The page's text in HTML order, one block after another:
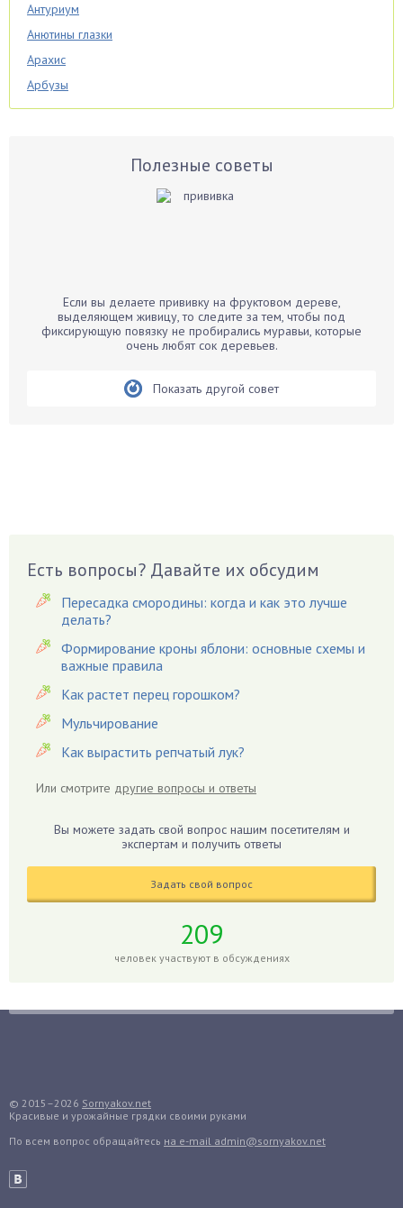
Антуриум
Анютины глазки
Арахис
Арбузы
Аспарагус
Бархатцы
Бегония
Вешенки
Виноград
Вредители
Гардения
Гацания
Гвоздики
Георгины
Гиацинт
Гладиолусы
Гранат
Грядки
Гуава
Полезные советы
Если вы делаете прививку на фруктовом дереве,
выделяющем живицу, то следите за тем, чтобы под
фиксирующую повязку не пробирались муравьи, которые
очень любят сок деревьев.
Показать другой совет
Есть вопросы? Давайте их обсудим
Пересадка смородины: когда и как это лучше
делать?
Формирование кроны яблони: основные схемы и
важные правила
Как растет перец горошком?
Мульчирование
Как вырастить репчатый лук?
Или смотрите другие вопросы и ответы
Вы можете задать свой вопрос нашим посетителям и
экспертам и получить ответы
Задать свой вопрос
209
человек участвуют в обсуждениях
© 2015–2026 Sornyakov.net
Красивые и урожайные грядки своими руками
По всем вопрос обращайтесь на e-mail admin@sornyakov.net